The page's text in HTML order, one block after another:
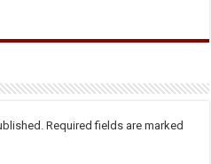
Required fields are marked